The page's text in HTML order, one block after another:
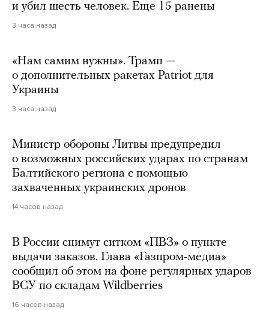
и убил шесть человек. Еще 15 ранены
3 часа назад
«Нам самим нужны». Трамп —
о дополнительных ракетах Patriot для
Украины
3 часа назад
Министр обороны Литвы предупредил
о возможных российских ударах по странам
Балтийского региона с помощью
захваченных украинских дронов
14 часов назад
В России снимут ситком «ПВЗ» о пункте
выдачи заказов. Глава «Газпром-медиа»
сообщил об этом на фоне регулярных ударов
ВСУ по складам Wildberries
16 часов назад